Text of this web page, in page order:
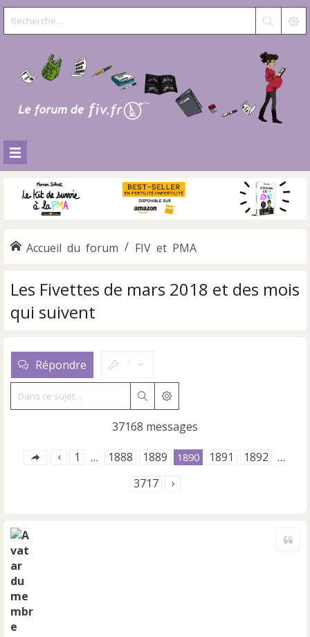
Accueil du forum FIV et PMA
Les Fivettes de mars 2018 et des mois
qui suivent
Répondre
RechercherRecherche avancée
37168 messages
1 … 1888 1889 1890 1891 1892 …
3717